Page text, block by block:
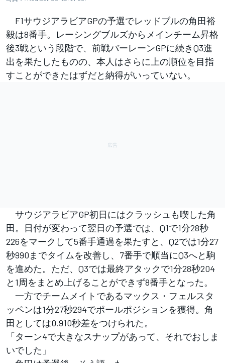
F1サウジアラビアGPの予選でレッドブルの角田裕
毅は8番手。レーシングブルズからメインチーム昇格
後3戦という段階で、前戦バーレーンGPに続きQ3進
出を果たしたものの、本人はさらに上の順位を目指
すことができたはずだと納得がいっていない。
サウジアラビアGP初日にはクラッシュも喫した角
田。日付が変わって翌日の予選では、Q1で1分28秒
226をマークして5番手通過を果たすと、Q2では1分27
秒990までタイムを改善し、7番手で順当にQ3へと駒
を進めた。ただ、Q3では最終アタックで1分28秒204
と1周をまとめ上げることができず8番手となった。
一方でチームメイトであるマックス・フェルスタ
ッペンは1分27秒294でポールポジションを獲得。角
田としては0.910秒差をつけられた。
「ターン4で大きなスナップがあって、それでおしま
いでした」